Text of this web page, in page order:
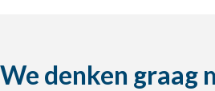
We denken graag